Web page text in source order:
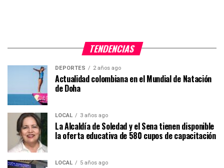
TENDENCIAS
DEPORTES 2 años ago
Actualidad colombiana en el Mundial de Natación
de Doha
LOCAL 3 años ago
La Alcaldía de Soledad y el Sena tienen disponible
la oferta educativa de 580 cupos de capacitación
LOCAL 5 años ago